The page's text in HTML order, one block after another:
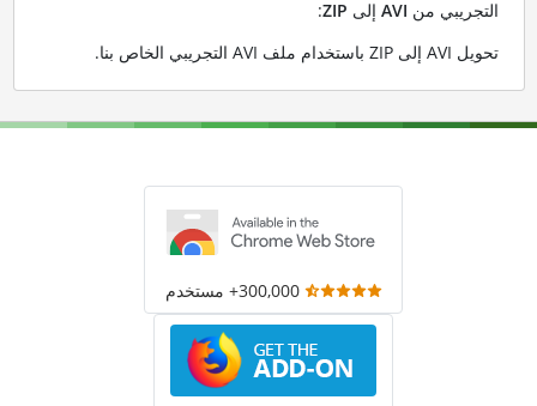
التجريبي من AVIإلى ZIP
:
تحويل AVI إلى ZIP باستخدام ملف AVI التجريبي الخاص بنا
.
300,000+ مستخدم